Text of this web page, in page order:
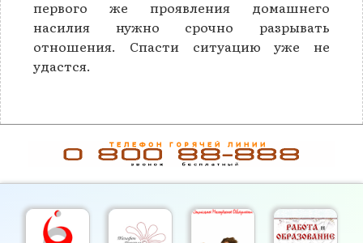
первого же проявления домашнего
насилия нужно срочно разрывать
отношения. Спасти ситуацию уже не
удастся.